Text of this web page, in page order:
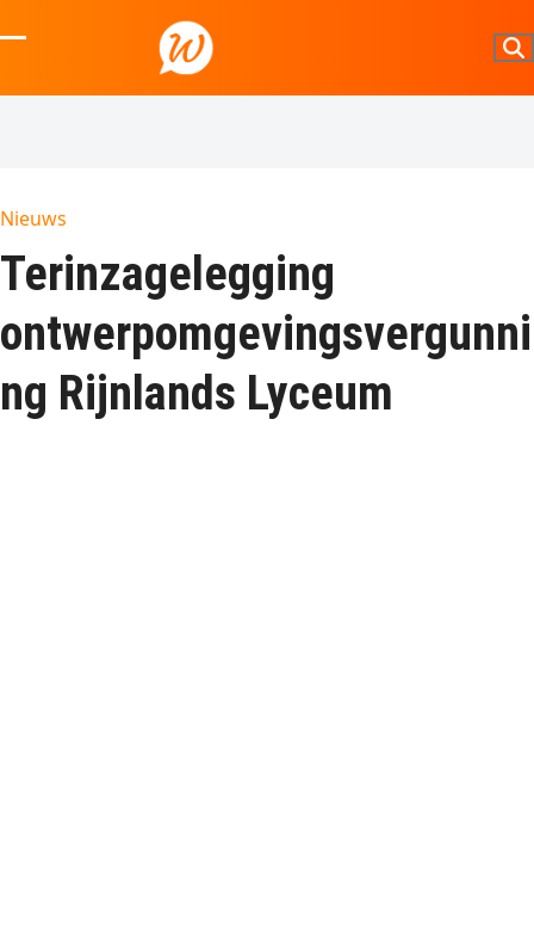
to
mobile
mobile
Nieuws
Terinzagelegging
ontwerpomgevingsvergunni
ng Rijnlands Lyceum